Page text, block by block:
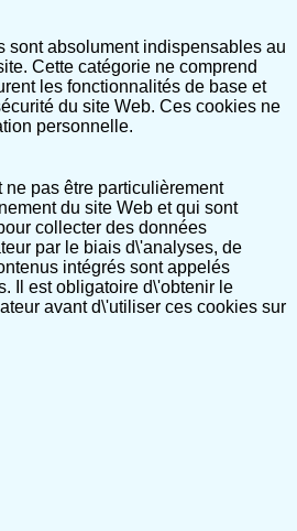
sont absolument indispensables au
Cette catégorie ne comprend
les fonctionnalités de base et
du site Web. Ces cookies ne
personnelle.
ne pas être particulièrement
du site Web et qui sont
collecter des données
par le biais d\'analyses, de
intégrés sont appelés
Il est obligatoire d\'obtenir le
avant d\'utiliser ces cookies sur